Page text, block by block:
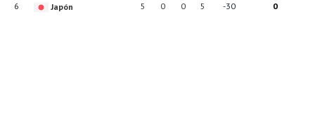
6
Japón 5 0 0 5 -30 0